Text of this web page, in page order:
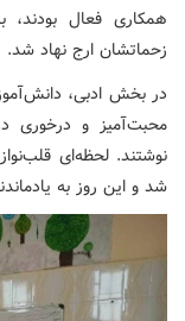
همکاری فعال بودند،
زحماتشان ارج نهاد شد.
در بخش ادبی،
محبت‌آمیز و
نوشتند. لحظه‌ای
شد و این روز به